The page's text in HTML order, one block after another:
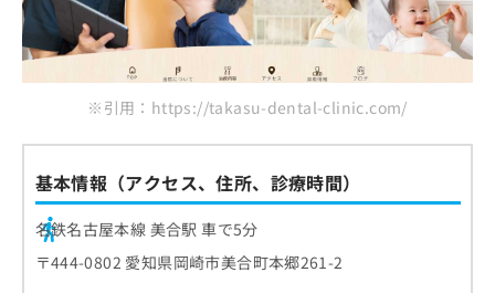
※引用：https://takasu-dental-clinic.com/
基本情報（アクセス、住所、診療時間）
名鉄名古屋本線 美合駅 車で5分
〒444-0802 愛知県岡崎市美合町本郷261-2